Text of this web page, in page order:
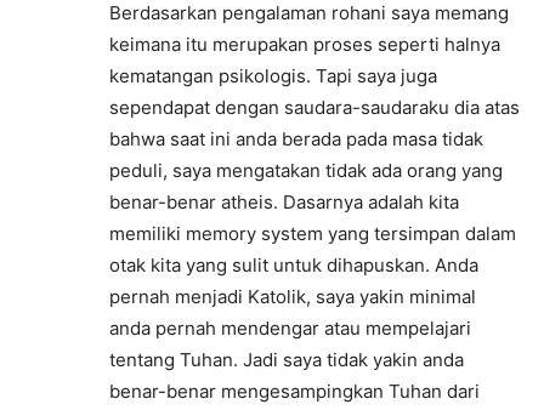
Berdasarkan pengalaman rohani saya memang
keimana itu merupakan proses seperti halnya
kematangan psikologis. Tapi saya juga
sependapat dengan saudara-saudaraku dia atas
bahwa saat ini anda berada pada masa tidak
peduli, saya mengatakan tidak ada orang yang
benar-benar atheis. Dasarnya adalah kita
memiliki memory system yang tersimpan dalam
otak kita yang sulit untuk dihapuskan. Anda
pernah menjadi Katolik, saya yakin minimal
anda pernah mendengar atau mempelajari
tentang Tuhan. Jadi saya tidak yakin anda
benar-benar mengesampingkan Tuhan dari